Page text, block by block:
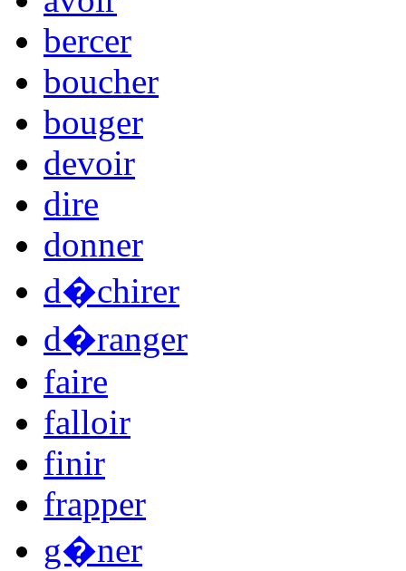
bercer
boucher
bouger
devoir
dire
donner
d�chirer
d�ranger
faire
falloir
finir
frapper
g�ner